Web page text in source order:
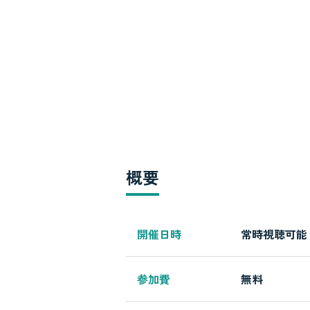
概要
開催日時 常時視聴可能
参加費 無料